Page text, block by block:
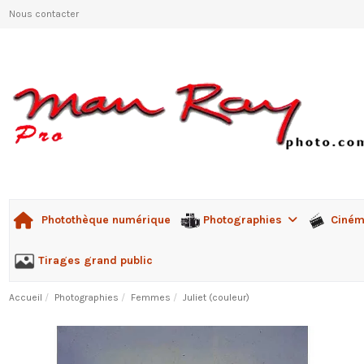
Nous contacter
Photothèque numérique Photographies
Tirages grand public
Accueil Photographies Femmes Juliet (couleur)